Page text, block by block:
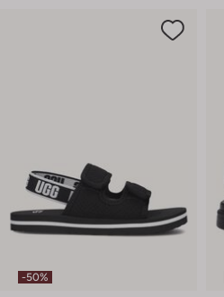
-50%